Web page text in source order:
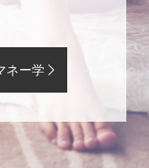
ネー学